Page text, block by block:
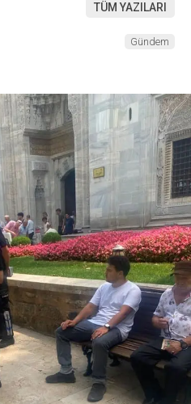
TÜM YAZILARI
Gündem